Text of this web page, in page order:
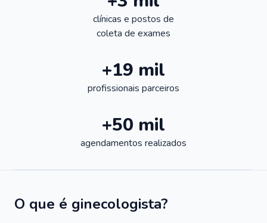
clínicas e postos de
coleta de exames
+19 mil
profissionais parceiros
+50 mil
agendamentos realizados
O que é ginecologista?